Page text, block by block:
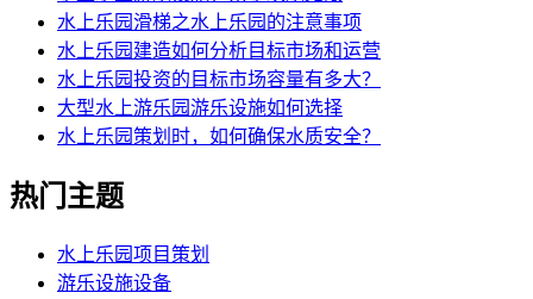
水上乐园滑梯之水上乐园的注意事项
水上乐园建造如何分析目标市场和运营
水上乐园投资的目标市场容量有多大？
大型水上游乐园游乐设施如何选择
水上乐园策划时，如何确保水质安全？
热门主题
水上乐园项目策划
游乐设施设备